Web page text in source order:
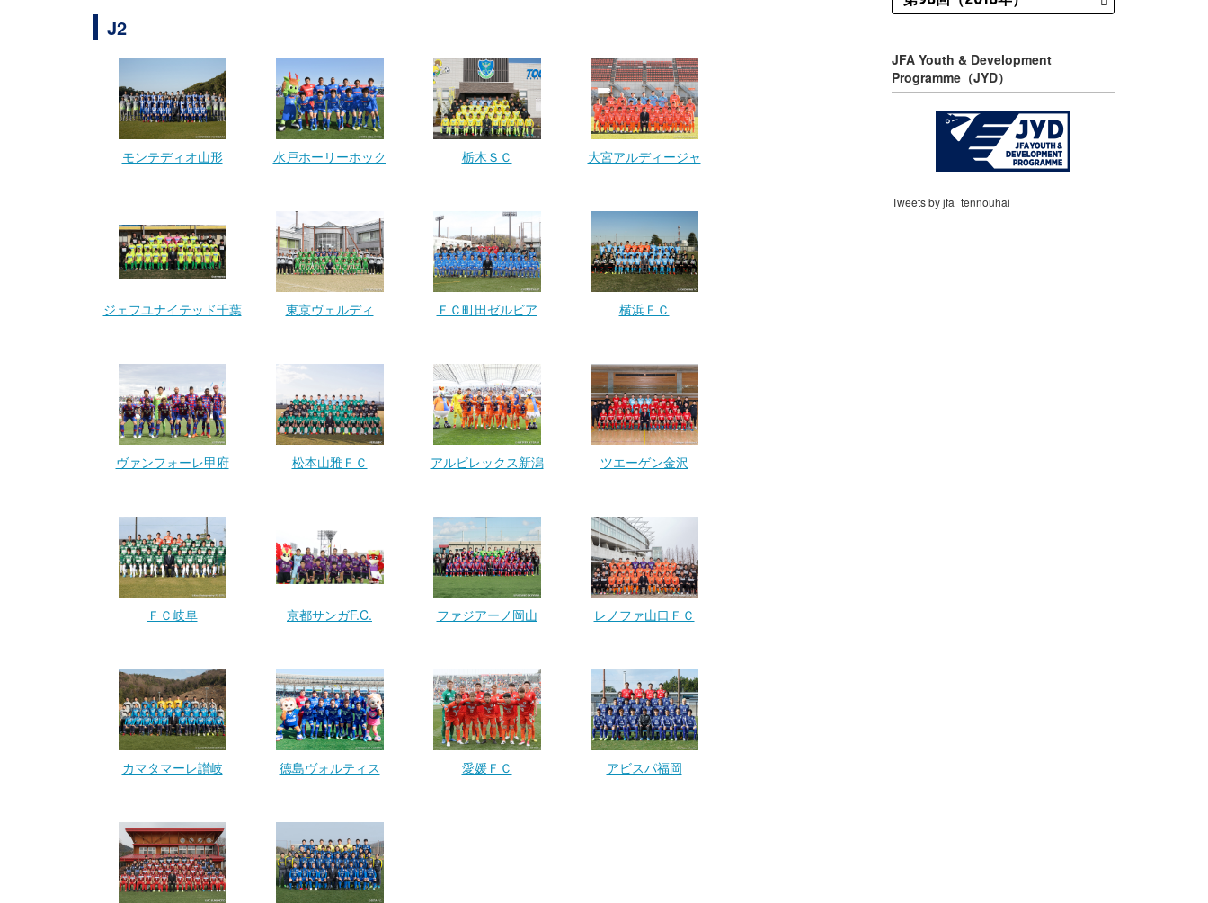
J2
モンテディオ山形 水戸ホーリーホック 栃木ＳＣ 大宮アルディージャ
ジェフユナイテッド千葉 東京ヴェルディ ＦＣ町田ゼルビア 横浜ＦＣ
ヴァンフォーレ甲府 松本山雅ＦＣ アルビレックス新潟 ツエーゲン金沢
ＦＣ岐阜 京都サンガF.C. ファジアーノ岡山 レノファ山口ＦＣ
カマタマーレ讃岐 徳島ヴォルティス 愛媛ＦＣ アビスパ福岡
JFA Youth & Development
Programme（JYD）
Tweets by jfa_tennouhai